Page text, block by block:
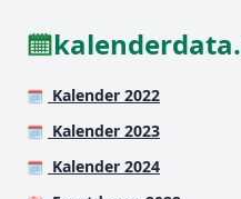
🗓️ Kalender 2022
🗓️ Kalender 2023
🗓️ Kalender 2024